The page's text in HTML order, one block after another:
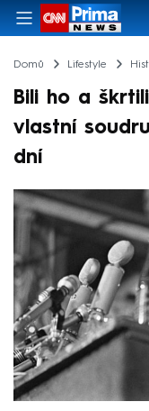
Domů Lifestyle
Bili ho a
vlastní
dní